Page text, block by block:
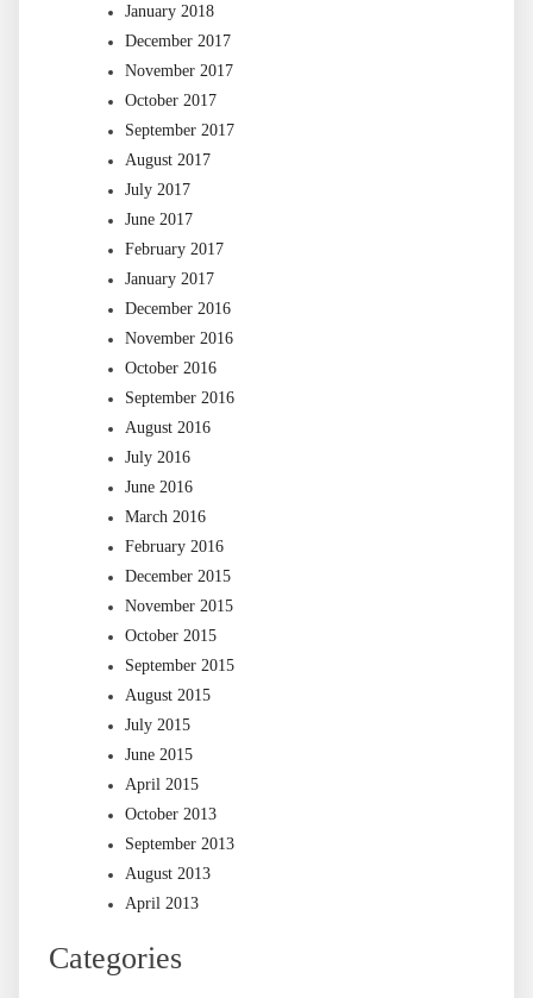
January 2018
December 2017
November 2017
October 2017
September 2017
August 2017
July 2017
June 2017
February 2017
January 2017
December 2016
November 2016
October 2016
September 2016
August 2016
July 2016
June 2016
March 2016
February 2016
December 2015
November 2015
October 2015
September 2015
August 2015
July 2015
June 2015
April 2015
October 2013
September 2013
August 2013
April 2013
Categories